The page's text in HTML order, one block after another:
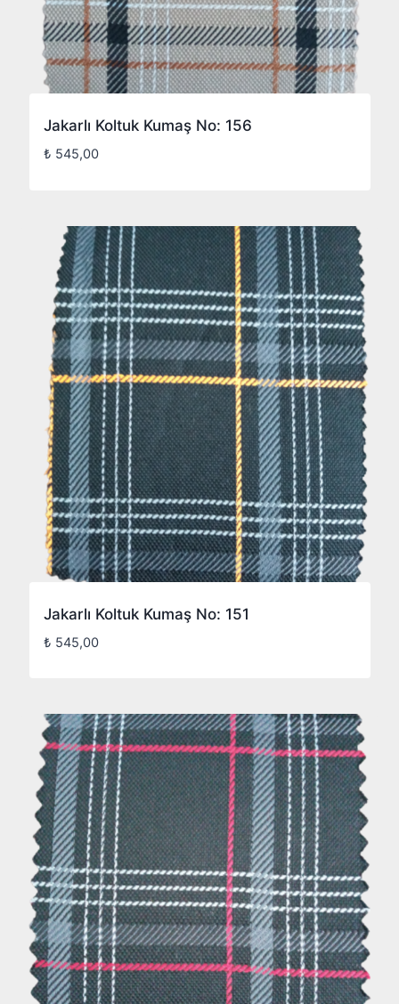
Jakarlı Koltuk Kumaş No: 156
₺ 545,00
Jakarlı Koltuk Kumaş No: 151
₺ 545,00